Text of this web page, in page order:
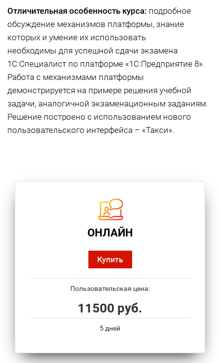
Отличительная особенность курса: подробное
обсуждение механизмов платформы, знание
которых и умение их использовать
необходимы для успешной сдачи экзамена
1С:Специалист по платформе «1С:Предприятие 8».
Работа с механизмами платформы
демонстрируется на примере решения учебной
задачи, аналогичной экзаменационным заданиям.
Решение построено с использованием нового
пользовательского интерфейса – «Такси».
ОНЛАЙН
Купить
Пользовательская цена:
11500 руб.
5 дней